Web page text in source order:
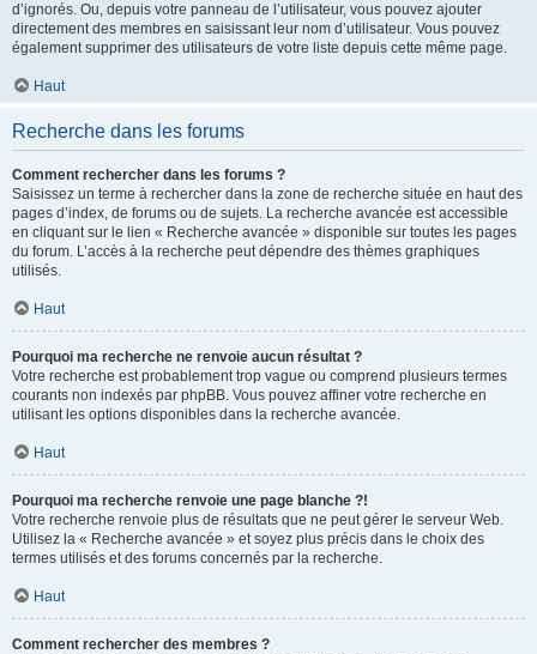
d’ignorés. Ou, depuis votre panneau de l’utilisateur, vous pouvez ajouter
directement des membres en saisissant leur nom d’utilisateur. Vous pouvez
également supprimer des utilisateurs de votre liste depuis cette même page.
Haut
Recherche dans les forums
Comment rechercher dans les forums ?
Saisissez un terme à rechercher dans la zone de recherche située en haut des
pages d’index, de forums ou de sujets. La recherche avancée est accessible
en cliquant sur le lien « Recherche avancée » disponible sur toutes les pages
du forum. L’accès à la recherche peut dépendre des thèmes graphiques
utilisés.
Haut
Pourquoi ma recherche ne renvoie aucun résultat ?
Votre recherche est probablement trop vague ou comprend plusieurs termes
courants non indexés par phpBB. Vous pouvez affiner votre recherche en
utilisant les options disponibles dans la recherche avancée.
Haut
Pourquoi ma recherche renvoie une page blanche ?!
Votre recherche renvoie plus de résultats que ne peut gérer le serveur Web.
Utilisez la « Recherche avancée » et soyez plus précis dans le choix des
termes utilisés et des forums concernés par la recherche.
Haut
Comment rechercher des membres ?